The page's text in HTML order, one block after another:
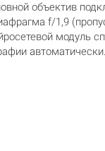
объектив
f/1,9
модуль
автоматически.